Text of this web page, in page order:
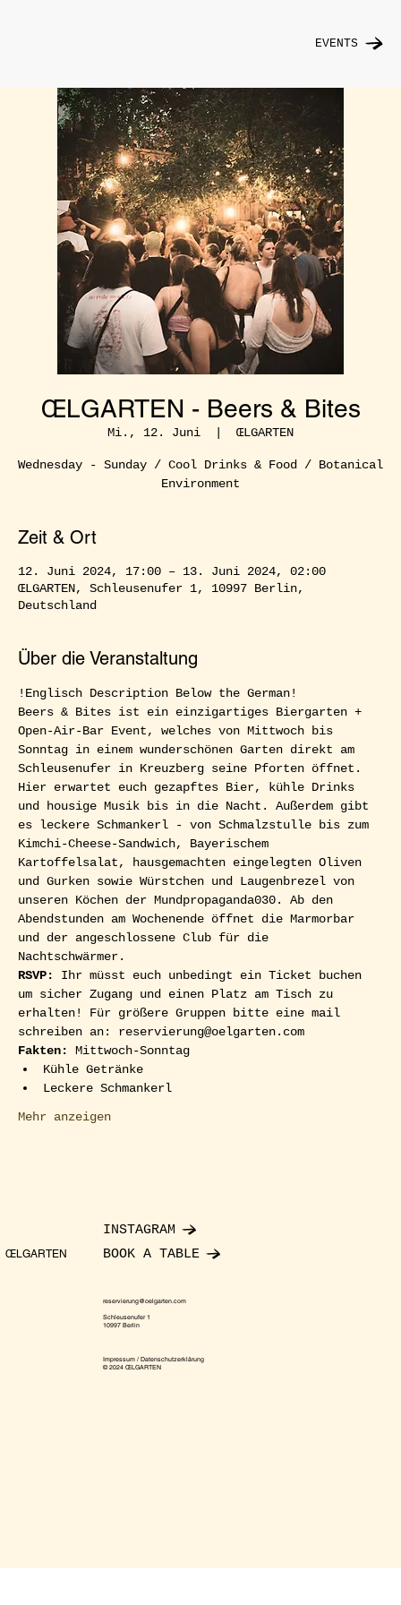
EVENTS
ŒLGARTEN - Beers & Bites
Mi., 12. Juni
  |
ŒLGARTEN
Wednesday - Sunday / Cool Drinks & Food / Botanical
Environment
Zeit & Ort
12. Juni 2024, 17:00 – 13. Juni 2024, 02:00
ŒLGARTEN, Schleusenufer 1, 10997 Berlin,
Deutschland
Über die Veranstaltung
!Englisch Description Below the German!
Beers & Bites ist ein einzigartiges Biergarten +
Open-Air-Bar Event, welches von Mittwoch bis
Sonntag in einem wunderschönen Garten direkt am
Schleusenufer in Kreuzberg seine Pforten öffnet.
Hier erwartet euch gezapftes Bier, kühle Drinks
und housige Musik bis in die Nacht. Außerdem gibt
es leckere Schmankerl - von Schmalzstulle bis zum
Kimchi-Cheese-Sandwich, Bayerischem
Kartoffelsalat, hausgemachten eingelegten Oliven
und Gurken sowie Würstchen und Laugenbrezel von
unseren Köchen der Mundpropaganda030. Ab den
Abendstunden am Wochenende öffnet die Marmorbar
und der angeschlossene Club für die
Nachtschwärmer.
RSVP: Ihr müsst euch unbedingt ein Ticket buchen
um sicher Zugang und einen Platz am Tisch zu
erhalten! Für größere Gruppen bitte eine mail
schreiben an: reservierung@oelgarten.com
Fakten:
Mittwoch-Sonntag
Kühle Getränke
Leckere Schmankerl
Mehr anzeigen
ŒLGARTEN
INSTAGRAM
BOOK A TABLE
reservierung@oelgarten.com
Schleusenufer 1
10997 Berlin
Impressum / Datenschutzerklärung
© 2024 ŒLGARTEN